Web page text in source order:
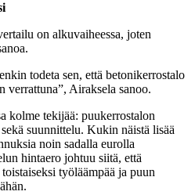
on alkuvaiheessa, joten
todeta sen, että betonikerrostalo
verrattuna”, Airaksela sanoo.
kolme tekijää: puukerrostalon
suunnittelu. Kukin näistä lisää
noin sadalla eurolla
hintaero johtuu siitä, että
työläämpää ja puun